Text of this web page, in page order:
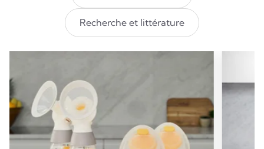
Recherche et littérature